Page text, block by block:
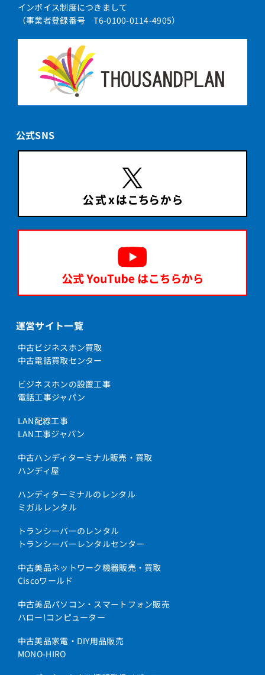
インボイス制度につきまして
（事業者登録番号 T6-0100-0114-4905）
公式SNS
運営サイト一覧
中古ビジネスホン買取
中古電話買取センター
ビジネスホンの設置工事
電話工事ジャパン
LAN配線工事
LAN工事ジャパン
中古ハンディターミナル販売・買取
ハンディ屋
ハンディターミナルのレンタル
ミガルレンタル
トランシーバーのレンタル
トランシーバーレンタルセンター
中古美品ネットワーク機器販売・買取
Ciscoワールド
中古美品パソコン・スマートフォン販売
ハロー!コンピューター
中古美品家電・DIY用品販売
MONO-HIRO